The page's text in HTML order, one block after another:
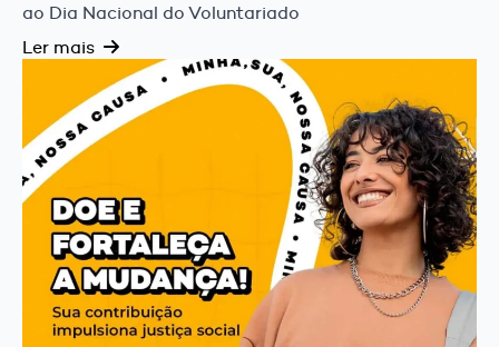
ao Dia Nacional do Voluntariado
Ler mais